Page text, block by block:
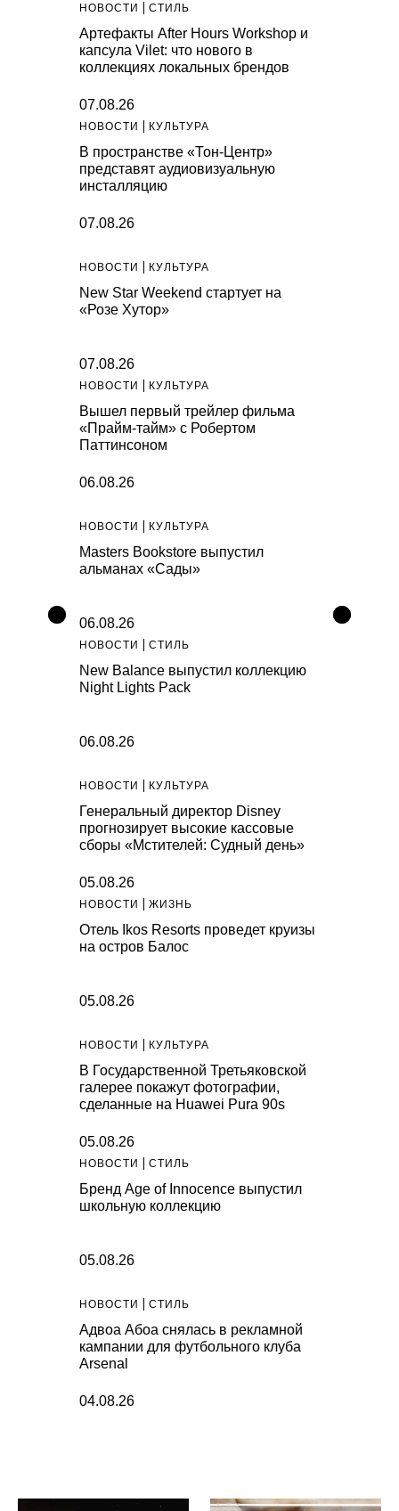
НОВОСТИ СТИЛЬ
Артефакты After Hours Workshop и
капсула Vilet: что нового в
коллекциях локальных брендов
07.08.26
НОВОСТИ КУЛЬТУРА
В пространстве «Тон-Центр»
представят аудиовизуальную
инсталляцию
07.08.26
НОВОСТИ КУЛЬТУРА
New Star Weekend стартует на
«Розе Хутор»
07.08.26
НОВОСТИ КУЛЬТУРА
Вышел первый трейлер фильма
«Прайм-тайм» с Робертом
Паттинсоном
06.08.26
НОВОСТИ КУЛЬТУРА
Masters Bookstore выпустил
альманах «Сады»
06.08.26
НОВОСТИ СТИЛЬ
New Balance выпустил коллекцию
Night Lights Pack
06.08.26
НОВОСТИ КУЛЬТУРА
Генеральный директор Disney
прогнозирует высокие кассовые
сборы «Мстителей: Судный день»
05.08.26
НОВОСТИ ЖИЗНЬ
Отель Ikos Resorts проведет круизы
на остров Балос
05.08.26
НОВОСТИ КУЛЬТУРА
В Государственной Третьяковской
галерее покажут фотографии,
сделанные на Huawei Pura 90s
05.08.26
НОВОСТИ СТИЛЬ
Бренд Age of Innocence выпустил
школьную коллекцию
05.08.26
НОВОСТИ СТИЛЬ
Адвоа Абоа снялась в рекламной
кампании для футбольного клуба
Arsenal
04.08.26